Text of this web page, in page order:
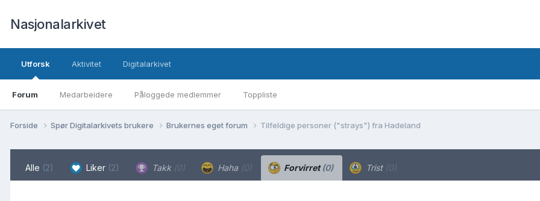
Nasjonalarkivet
Utforsk
Forum Medarbeidere Påloggede medlemmer Toppliste
Aktivitet Digitalarkivet
Forside Spør Digitalarkivets brukere Brukernes eget forum Tilfeldige personer ("strays") fra Hadeland
Alle (2) Liker (2) Takk (0) Haha (0) Forvirret(0) Trist (0)